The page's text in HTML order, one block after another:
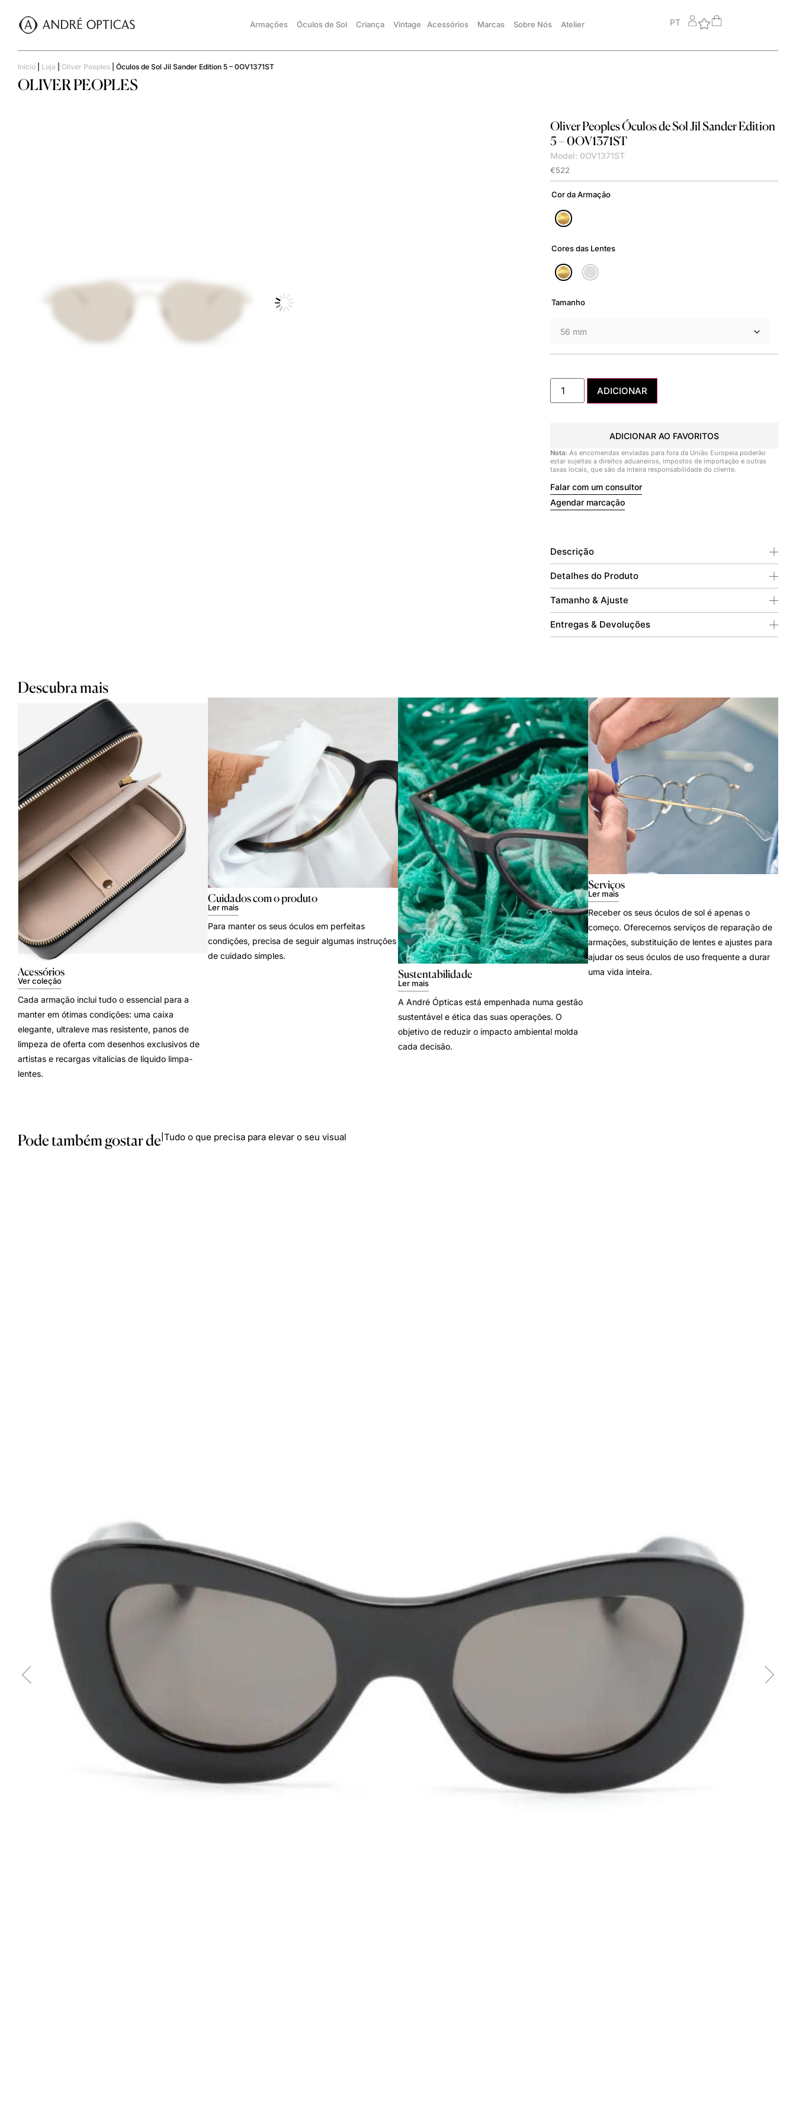
Armações Óculos de Sol Criança Vintage Acessórios Marcas Sobre Nós Atelier PT
Início Loja Oliver Peoples Óculos de Sol Jil Sander Edition 5 – 0OV1371ST
OLIVER PEOPLES
Oliver PeoplesÓculos de Sol Jil Sander Edition
5 – 0OV1371ST
Model: 0OV1371ST
€522
Cor da Armação
Cores das Lentes
Tamanho
ADICIONAR
ADICIONAR AO FAVORITOS
Nota: As encomendas enviadas para fora da União Europeia poderão
estar sujeitas a direitos aduaneiros, impostos de importação e outras
taxas locais, que são da inteira responsabilidade do cliente.
Falar com um consultor
Agendar marcação
Descrição
Detalhes do Produto
Tamanho & Ajuste
Entregas & Devoluções
Descubra mais
Acessórios
Ver coleção
Cada armação inclui tudo o essencial para a
manter em ótimas condições: uma caixa
elegante, ultraleve mas resistente, panos de
limpeza de oferta com desenhos exclusivos de
artistas e recargas vitalícias de líquido limpa-
lentes.
Cuidados com o produto
Ler mais
Para manter os seus óculos em perfeitas
condições, precisa de seguir algumas instruções
de cuidado simples.
Sustentabilidade
Ler mais
A André Ópticas está empenhada numa gestão
sustentável e ética das suas operações. O
objetivo de reduzir o impacto ambiental molda
cada decisão.
Serviços
Ler mais
Receber os seus óculos de sol é apenas o
começo. Oferecemos serviços de reparação de
armações, substituição de lentes e ajustes para
ajudar os seus óculos de uso frequente a durar
uma vida inteira.
Pode também gostar de Tudo o que precisa para elevar o seu visual